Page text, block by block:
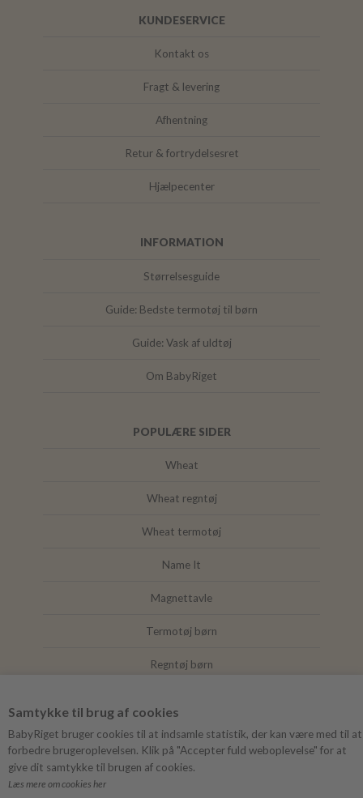
Samtykke til brug af cookies
BabyRiget bruger cookies til at indsamle statistik, der kan være med til at
forbedre brugeroplevelsen. Klik på "Accepter fuld weboplevelse" for at
give dit samtykke til brugen af cookies.
Læs mere om cookies her
KUNDESERVICE
Kontakt os
Fragt & levering
Afhentning
Retur & fortrydelsesret
Hjælpecenter
INFORMATION
Størrelsesguide
Guide: Bedste termotøj til børn
Guide: Vask af uldtøj
Om BabyRiget
POPULÆRE SIDER
Wheat
Wheat regntøj
Wheat termotøj
Name It
Magnettavle
Termotøj børn
Regntøj børn
Mushie